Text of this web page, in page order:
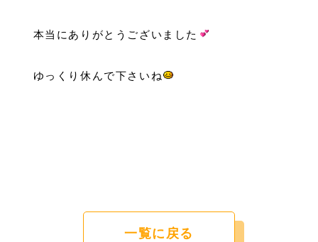
本当にありがとうございました
ゆっくり休んで下さいね
一覧に戻る